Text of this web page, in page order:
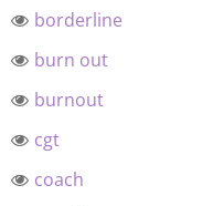
borderline
burn out
burnout
cgt
coach